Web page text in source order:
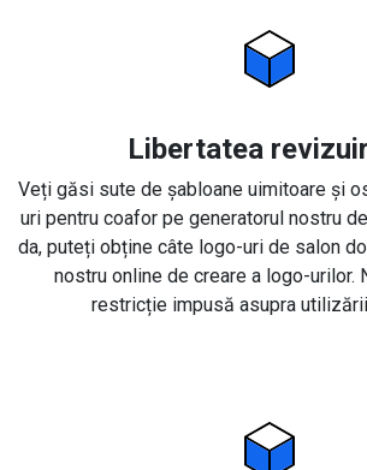
Libertatea
Veți găsi sute de șabloane uimitoare și
uri pentru coafor pe generatorul nostru
da, puteți obține câte logo-uri de salon
nostru online de creare a logo-urilor.
restricție impusă asupra